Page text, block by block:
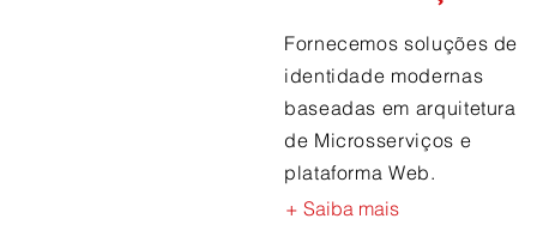
Fornecemos soluções de
identidade modernas
baseadas em arquitetura
de Microsserviços e
plataforma Web.
+ Saiba mais